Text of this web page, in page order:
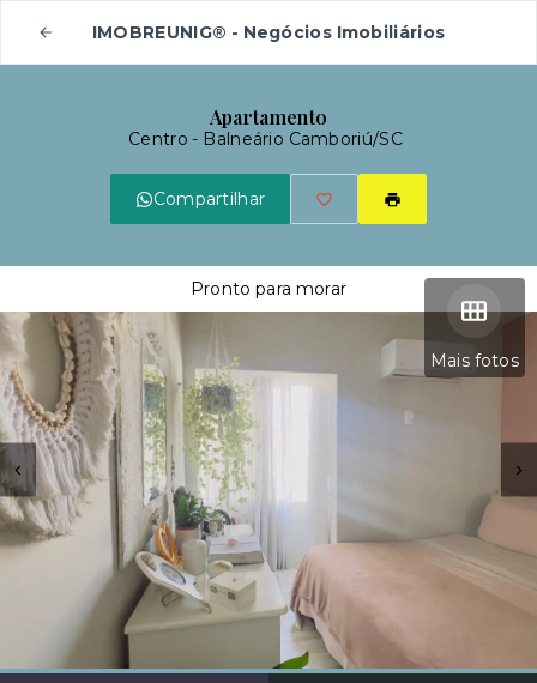
IMOBREUNIG® - Negócios Imobiliários
Apartamento
Centro - Balneário Camboriú/SC
Compartilhar
Mais fotos
Pronto para morar